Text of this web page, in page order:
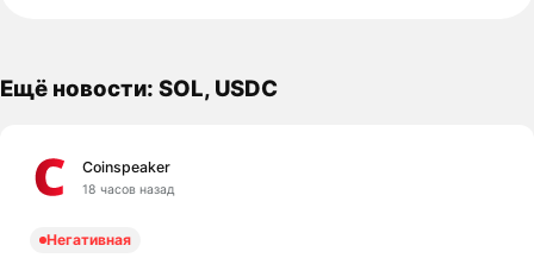
Ещё новости: SOL, USDC
Coinspeaker
18 часов назад
Негативная